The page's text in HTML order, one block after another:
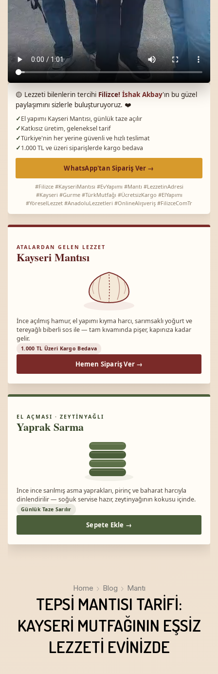
ATALARDAN GELEN LEZZET
Kayseri Mantısı
İnce açılmış hamur, el yapımı kıyma harcı, sarımsaklı yoğurt ve
tereyağlı biberli sos ile — tam kıvamında pişer, kapınıza kadar
gelir.
1.000 TL Üzeri Kargo Bedava
Hemen Sipariş Ver →
🟡 Lezzeti bilenlerin tercihi Filizce! İshak Akbay'ın bu güzel
paylaşımını sizlerle buluşturuyoruz. ❤️
El yapımı Kayseri Mantısı, günlük taze açılır
Katkısız üretim, geleneksel tarif
Türkiye'nin her yerine güvenli ve hızlı teslimat
1.000 TL ve üzeri siparişlerde kargo bedava
WhatsApp'tan Sipariş Ver →
#Filizce #KayseriMantısı #EvYapımı #Mantı #LezzetinAdresi
#Kayseri #Gurme #TürkMutfağı #ÜcretsizKargo #ElYapımı
#YöreselLezzet #AnadoluLezzetleri #OnlineAlışveriş #FilizceComTr
EL AÇMASI · ZEYTINYAĞLI
Yaprak Sarma
İnce ince sarılmış asma yaprakları, pirinç ve baharat harcıyla
dinlendirilir — soğuk servise hazır, zeytinyağının kokusu içinde.
Günlük Taze Sarılır
Sepete Ekle →
Home Blog Mantı
TEPSI MANTISI TARIFI:
KAYSERI MUTFAĞININ EŞSIZ
LEZZETI EVINIZDE